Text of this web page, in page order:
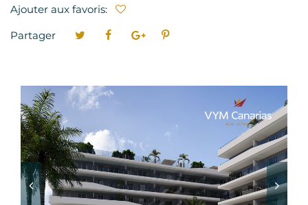
Ajouter aux favoris:
Partager